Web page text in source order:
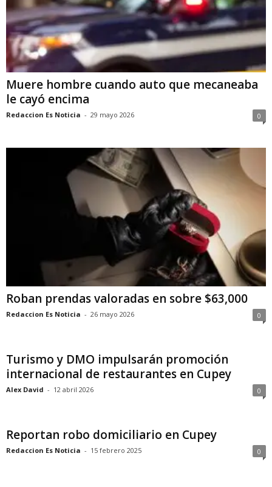
Muere hombre cuando auto que mecaneaba
le cayó encima
Redaccion Es Noticia - 29 mayo 2026 0
Roban prendas valoradas en sobre $63,000
Redaccion Es Noticia - 26 mayo 2026 0
Turismo y DMO impulsarán promoción
internacional de restaurantes en Cupey
Alex David - 12 abril 2026 0
Reportan robo domiciliario en Cupey
Redaccion Es Noticia - 15 febrero 2025 0